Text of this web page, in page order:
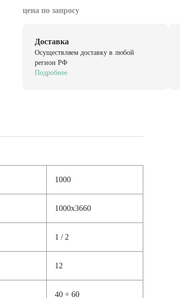
цена по запросу
Доставка
Осуществляем доставку в любой
регион РФ
Подробнее
1000
1000х3660
1 / 2
12
40 ÷ 60